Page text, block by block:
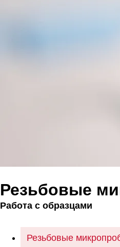
Резьбовые
Работа с образцами
Резьбовые